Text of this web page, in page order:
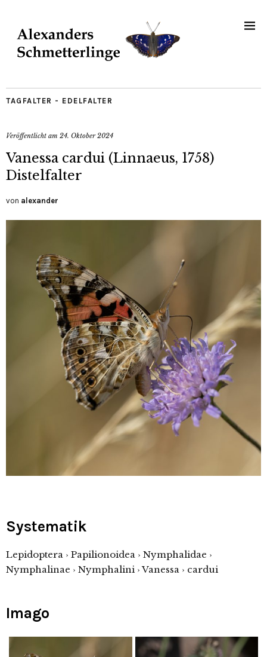
TAGFALTER - EDELFALTER
Veröffentlicht am 24. Oktober 2024
Vanessa cardui (Linnaeus, 1758)
Distelfalter
von alexander
Systematik
Lepidoptera › Papilionoidea › Nymphalidae ›
Nymphalinae › Nymphalini › Vanessa › cardui
Imago